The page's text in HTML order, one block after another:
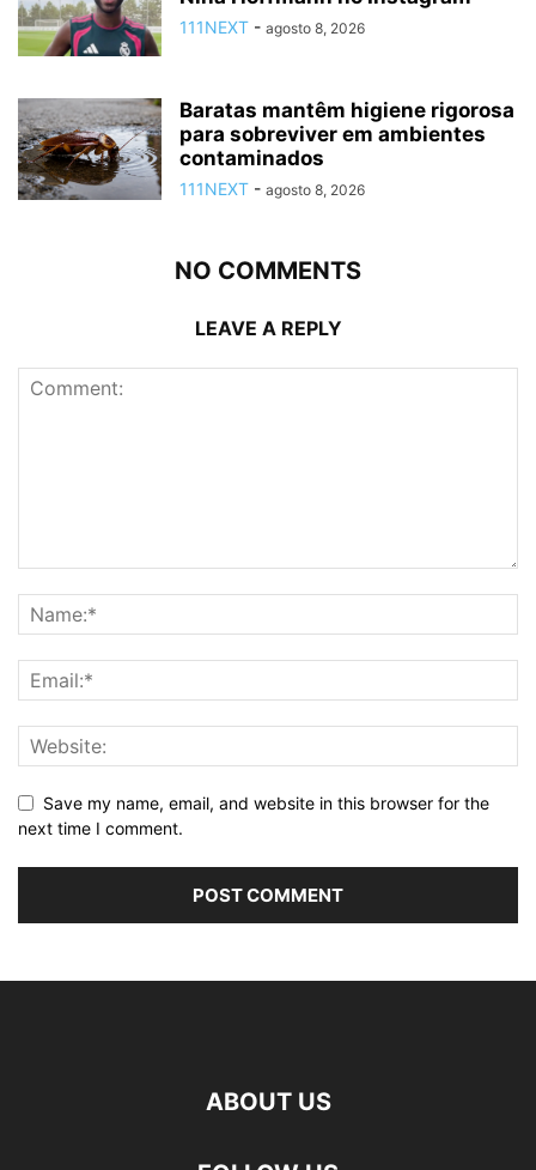
111NEXT - agosto 8, 2026
Baratas mantêm higiene rigorosa
para sobreviver em ambientes
contaminados
111NEXT - agosto 8, 2026
NO COMMENTS
LEAVE A REPLY
Save my name, email, and website in this browser for the
next time I comment.
ABOUT US